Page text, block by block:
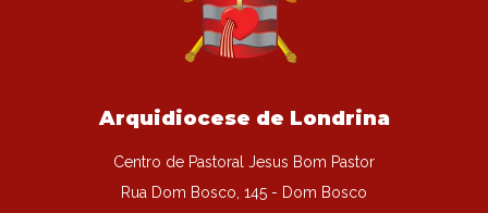
Arquidiocese de Londrina
Centro de Pastoral Jesus Bom Pastor
Rua Dom Bosco, 145 - Dom Bosco